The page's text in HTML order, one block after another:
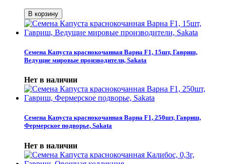
Семена Капуста краснокочанная Варна F1, 15шт, Гавриш,
Ведущие мировые производители, Sakata
Нет в наличии
Семена Капуста краснокочанная Варна F1, 250шт, Гавриш,
Фермерское подворье, Sakata
Нет в наличии